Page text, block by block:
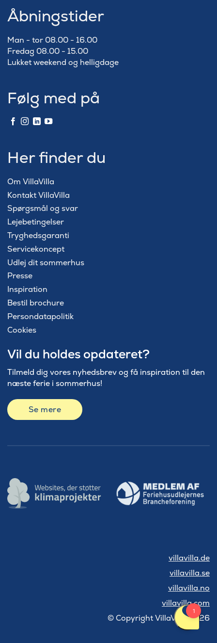
Åbningstider
Man - tor 08.00 - 16.00
Fredag 08.00 - 15.00
Lukket weekend og helligdage
Følg med på
Her finder du
Om VillaVilla
Kontakt VillaVilla
Spørgsmål og svar
Lejebetingelser
Tryghedsgaranti
Servicekoncept
Udlej dit sommerhus
Presse
Inspiration
Bestil brochure
Persondatapolitik
Cookies
Vil du holdes opdateret?
Tilmeld dig vores nyhedsbrev og få inspiration til den
næste ferie i sommerhus!
Se mere
villavilla.de
villavilla.se
villavilla.no
villavilla.com
© Copyright VillaVilla 2026